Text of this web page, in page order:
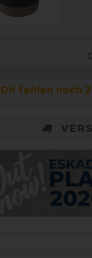
Dir fehlen noch